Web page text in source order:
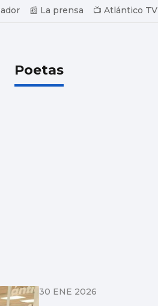
📰 La prensa 📺 Atlántico TV
Poetas
30 ENE 2026